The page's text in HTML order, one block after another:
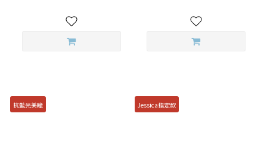
抗藍光美瞳 Jessica指定款